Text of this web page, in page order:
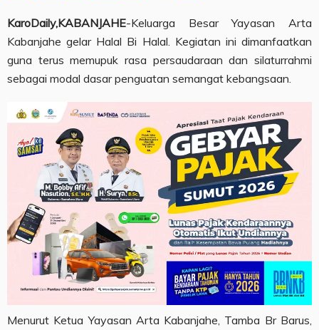
KaroDaily,KABANJAHE-Keluarga Besar Yayasan Arta
Kabanjahe gelar Halal Bi Halal. Kegiatan ini dimanfaatkan
guna terus memupuk rasa persaudaraan dan silaturrahmi
sebagai modal dasar penguatan semangat kebangsaan.
Menurut Ketua Yayasan Arta Kabanjahe, Tamba Br Barus,